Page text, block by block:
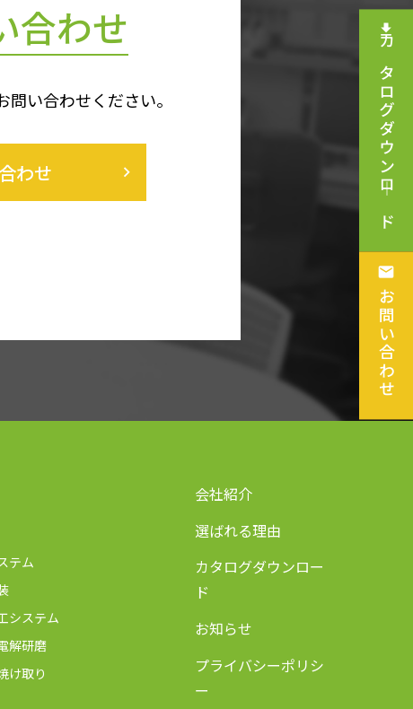
合わせ
い合わせください。
わせ keyboard_arrow_right
テム
システム
解研磨
け取り
会社紹介
選ばれる理由
カタログダウンロー
ド
お知らせ
プライバシーポリシ
ー
カタログダウンロ―ド
お問い合わせ